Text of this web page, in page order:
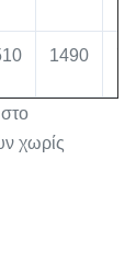
1490
χωρίς